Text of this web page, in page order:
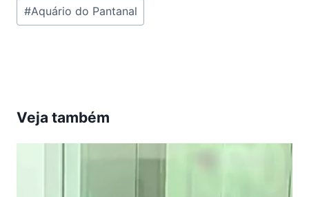
do
#Aquário do Pantanal
Veja também